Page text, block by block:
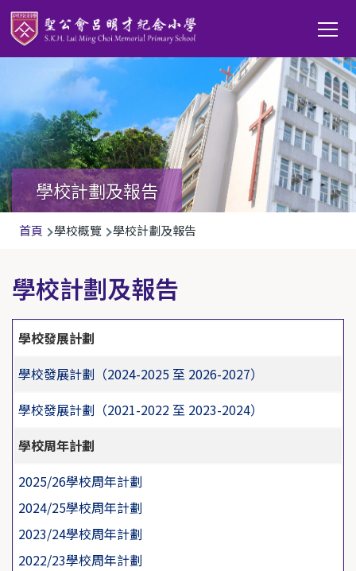
移至主內容
Main
學校計劃及報告
導
連
結
首頁 學校概覽 學校計劃及報告
學校計劃及報告
學校發展計劃
學校發展計劃（2024-2025 至 2026-2027）
學校發展計劃（2021-2022 至 2023-2024）
學校周年計劃
2025/26學校周年計劃
2024/25學校周年計劃
2023/24學校周年計劃
2022/23學校周年計劃